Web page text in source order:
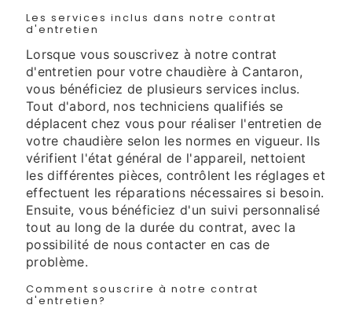
Les services inclus dans notre contrat
d'entretien
Lorsque vous souscrivez à notre contrat
d'entretien pour votre chaudière à Cantaron,
vous bénéficiez de plusieurs services inclus.
Tout d'abord, nos techniciens qualifiés se
déplacent chez vous pour réaliser l'entretien de
votre chaudière selon les normes en vigueur. Ils
vérifient l'état général de l'appareil, nettoient
les différentes pièces, contrôlent les réglages et
effectuent les réparations nécessaires si besoin.
Ensuite, vous bénéficiez d'un suivi personnalisé
tout au long de la durée du contrat, avec la
possibilité de nous contacter en cas de
problème.
Comment souscrire à notre contrat
d'entretien?